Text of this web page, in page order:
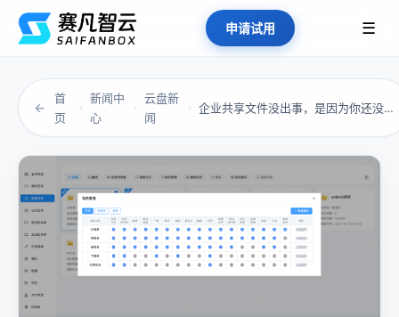
申请试用 ☰
←
首
页
›
新闻中
心
›
云盘新
闻
› 企业共享文件没出事，是因为你还没走到“那一天...